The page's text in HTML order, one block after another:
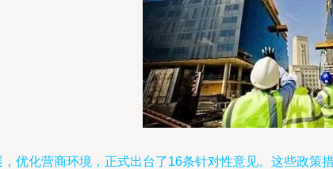
优化营商环境，正式出台了16条针对性意见。这些政策